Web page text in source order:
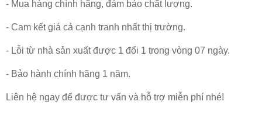
- Mua hàng chính hãng, đảm bảo chất lượng.
- Cam kết giá cả cạnh tranh nhất thị trường.
- Lỗi từ nhà sản xuất được 1 đổi 1 trong vòng 07 ngày.
- Bảo hành chính hãng 1 năm.
Liên hệ ngay để được tư vấn và hỗ trợ miễn phí nhé!